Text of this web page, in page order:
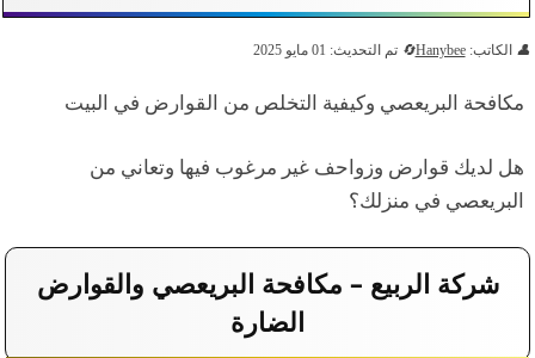
الكاتب:Hanybee تم التحديث: 01 مايو 2025
مكافحة البريعصي وكيفية التخلص من القوارض في البيت
هل لديك قوارض وزواحف غير مرغوب فيها وتعاني من
البريعصي في منزلك؟
شركة الربيع – مكافحة البريعصي والقوارض
الضارة